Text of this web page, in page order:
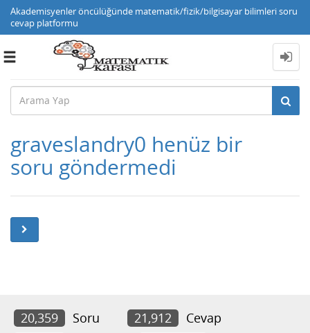
Akademisyenler öncülüğünde matematik/fizik/bilgisayar bilimleri soru
cevap platformu
Toggle
graveslandry0 henüz bir
soru göndermedi
20,359 Soru 21,912
Cevap